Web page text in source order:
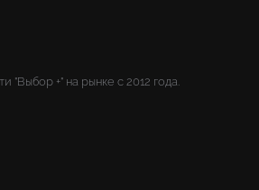
"Выбор +" на рынке с 2012 года.